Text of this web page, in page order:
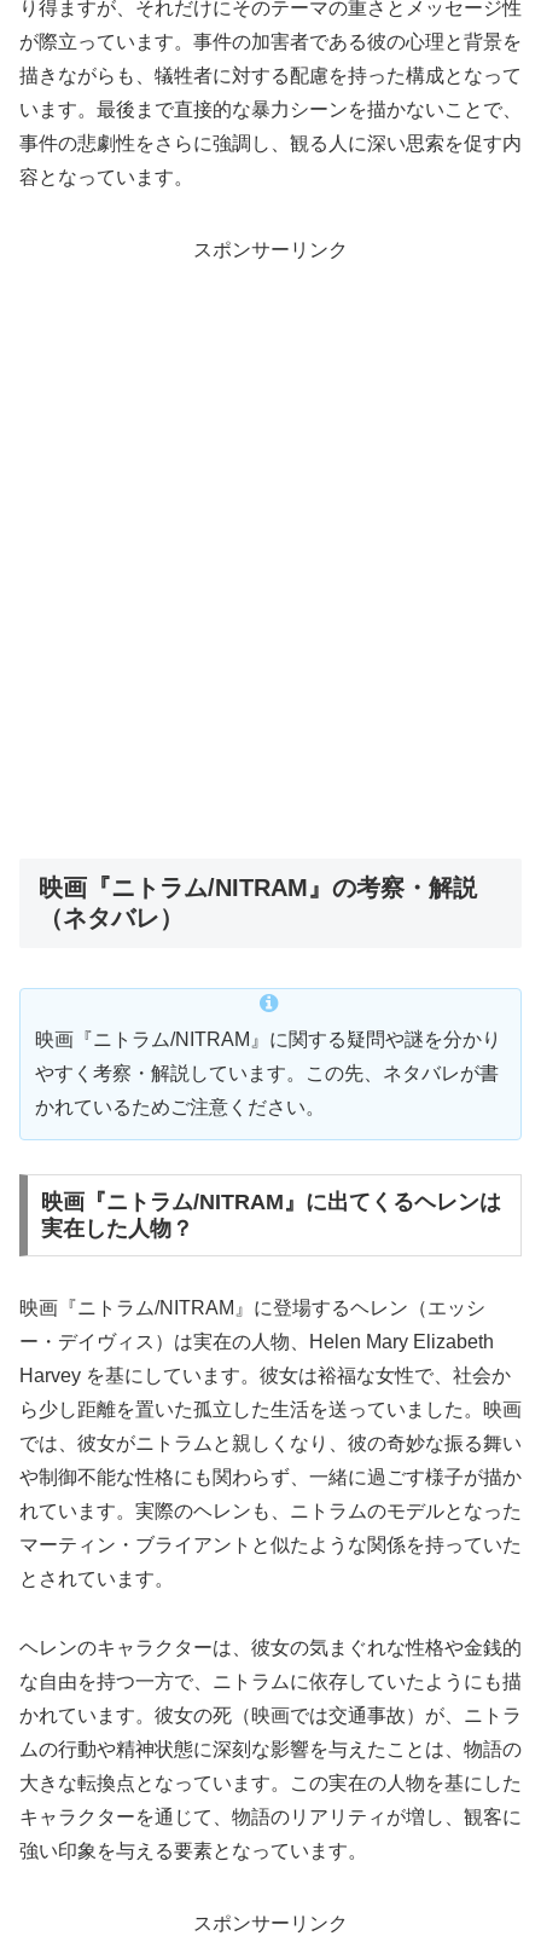
り得ますが、それだけにそのテーマの重さとメッセージ性
が際立っています。事件の加害者である彼の心理と背景を
描きながらも、犠牲者に対する配慮を持った構成となって
います。最後まで直接的な暴力シーンを描かないことで、
事件の悲劇性をさらに強調し、観る人に深い思索を促す内
容となっています。
スポンサーリンク
映画『ニトラム/NITRAM』の考察・解説
（ネタバレ）
映画『ニトラム/NITRAM』に関する疑問や謎を分かり
やすく考察・解説しています。この先、ネタバレが書
かれているためご注意ください。
映画『ニトラム/NITRAM』に出てくるヘレンは
実在した人物？
映画『ニトラム/NITRAM』に登場するヘレン（エッシ
ー・デイヴィス）は実在の人物、Helen Mary Elizabeth
Harvey を基にしています。彼女は裕福な女性で、社会か
ら少し距離を置いた孤立した生活を送っていました。映画
では、彼女がニトラムと親しくなり、彼の奇妙な振る舞い
や制御不能な性格にも関わらず、一緒に過ごす様子が描か
れています。実際のヘレンも、ニトラムのモデルとなった
マーティン・ブライアントと似たような関係を持っていた
とされています。
ヘレンのキャラクターは、彼女の気まぐれな性格や金銭的
な自由を持つ一方で、ニトラムに依存していたようにも描
かれています。彼女の死（映画では交通事故）が、ニトラ
ムの行動や精神状態に深刻な影響を与えたことは、物語の
大きな転換点となっています。この実在の人物を基にした
キャラクターを通じて、物語のリアリティが増し、観客に
強い印象を与える要素となっています。
スポンサーリンク